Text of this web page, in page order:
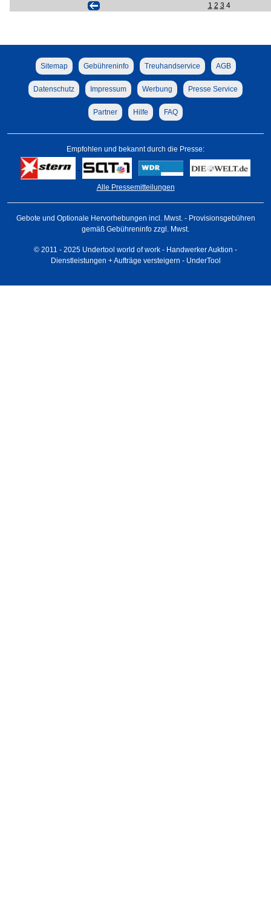
1 2 3 4
Sitemap Gebühreninfo Treuhandservice AGB
Datenschutz Impressum Werbung Presse Service
Partner Hilfe FAQ
Empfohlen und bekannt durch die Presse:
Alle Pressemitteilungen
Gebote und Optionale Hervorhebungen incl. Mwst. - Provisionsgebühren
gemäß Gebühreninfo zzgl. Mwst.
© 2011 - 2025 Undertool world of work - Handwerker Auktion -
Dienstleistungen + Aufträge versteigern - UnderTool